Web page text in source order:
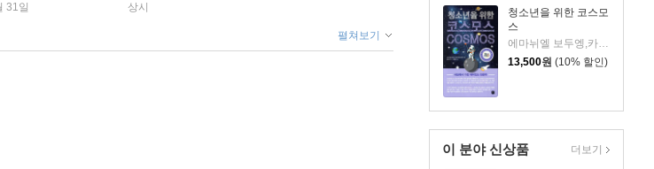
청소년을 위한 코스모
스
에마뉘엘 보두엥,카트린 에벙 보두엥 공저/홍은주 역/임태훈 감수
13,500원 (10% 할인)
이 분야 신상품 더보기
31일 상시
펼쳐보기